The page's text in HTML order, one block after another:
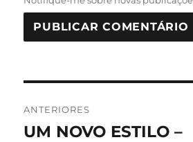
de
ANTERIORES
Post
UM NOVO ESTILO –